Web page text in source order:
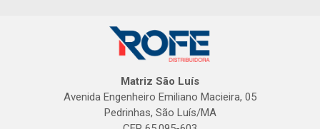
Matriz São Luís
Avenida Engenheiro Emiliano Macieira, 05
Pedrinhas, São Luís/MA